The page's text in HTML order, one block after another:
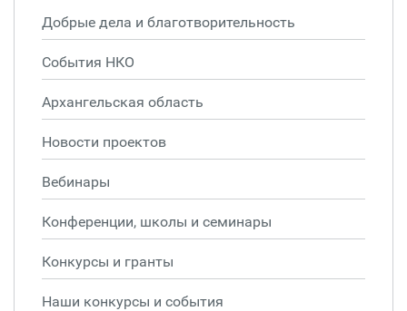
Добрые дела и благотворительность
События НКО
Архангельская область
Новости проектов
Вебинары
Конференции, школы и семинары
Конкурсы и гранты
Наши конкурсы и события